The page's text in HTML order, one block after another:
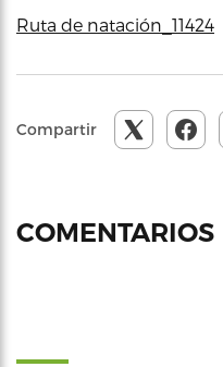
Ruta de natación_11424
Compartir
COMENTARIOS